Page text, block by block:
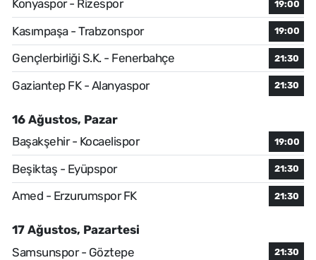
Konyaspor - Rizespor
19:00
Kasımpaşa - Trabzonspor 19:00
Gençlerbirliği S.K. - Fenerbahçe 21:30
Gaziantep FK - Alanyaspor 21:30
16 Ağustos, Pazar
Başakşehir - Kocaelispor
19:00
Beşiktaş - Eyüpspor 21:30
Amed - Erzurumspor FK 21:30
17 Ağustos, Pazartesi
Samsunspor - Göztepe
21:30